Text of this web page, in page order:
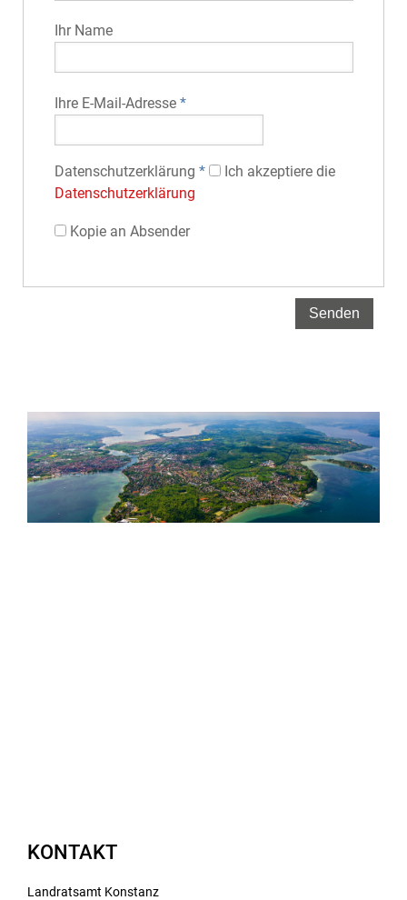
Ihr Name
Ihre E-Mail-Adresse*
Datenschutz­erklärung *
Ich akzeptiere die
Datenschutz­erklärung
Kopie an Absender
KONTAKT
Landratsamt Konstanz